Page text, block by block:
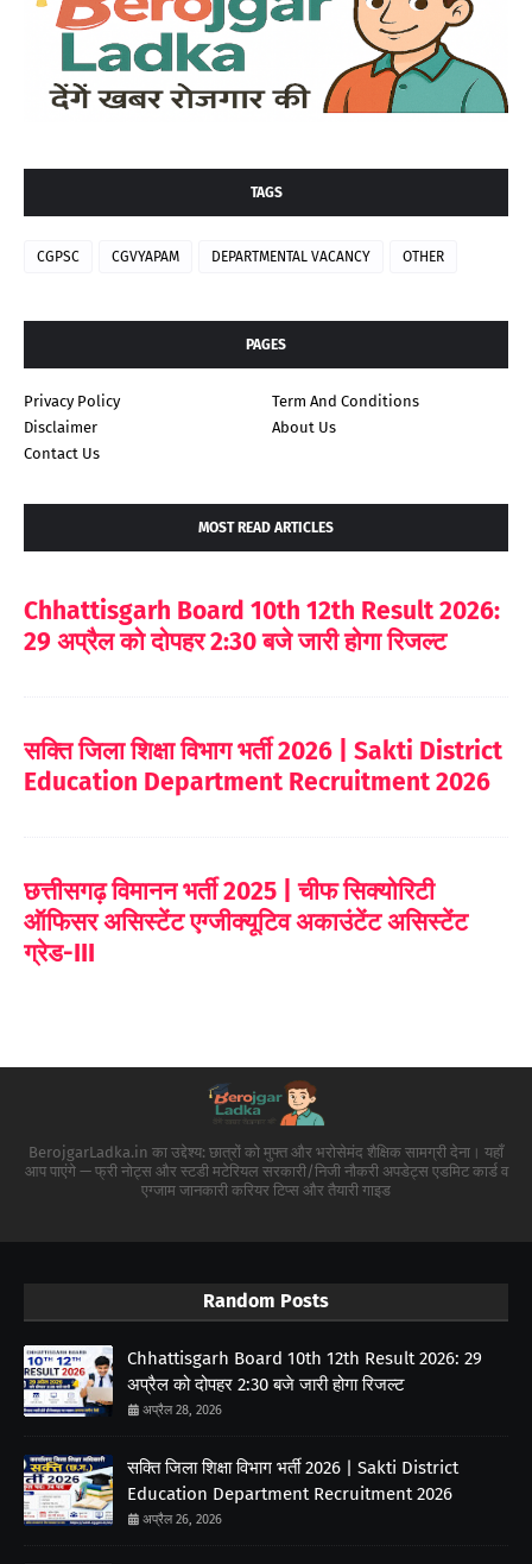
TAGS
CGPSC CGVYAPAM DEPARTMENTAL VACANCY OTHER
PAGES
Privacy Policy
Term And Conditions
Disclaimer
About Us
Contact Us
MOST READ ARTICLES
Chhattisgarh Board 10th 12th Result 2026:
29 अप्रैल को दोपहर 2:30 बजे जारी होगा रिजल्ट
सक्ति जिला शिक्षा विभाग भर्ती 2026 | Sakti District
Education Department Recruitment 2026
छत्तीसगढ़ विमानन भर्ती 2025 | चीफ सिक्योरिटी
ऑफिसर असिस्टेंट एग्जीक्यूटिव अकाउंटेंट असिस्टेंट
ग्रेड-III
BerojgarLadka.in का उद्देश्य: छात्रों को मुफ्त और भरोसेमंद शैक्षिक सामग्री देना। यहाँ
आप पाएंगे — फ्री नोट्स और स्टडी मटेरियल सरकारी/निजी नौकरी अपडेट्स एडमिट कार्ड व
एग्जाम जानकारी करियर टिप्स और तैयारी गाइड
Random Posts
Chhattisgarh Board 10th 12th Result 2026: 29
अप्रैल को दोपहर 2:30 बजे जारी होगा रिजल्ट
अप्रैल 28, 2026
सक्ति जिला शिक्षा विभाग भर्ती 2026 | Sakti District
Education Department Recruitment 2026
अप्रैल 26, 2026